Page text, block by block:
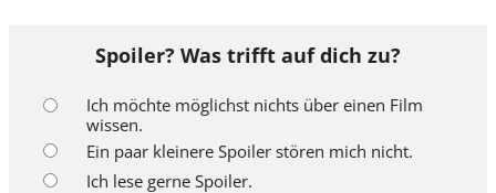
Spoiler? Was trifft auf dich zu?
Ich möchte möglichst nichts über einen Film
wissen.
Ein paar kleinere Spoiler stören mich nicht.
Ich lese gerne Spoiler.